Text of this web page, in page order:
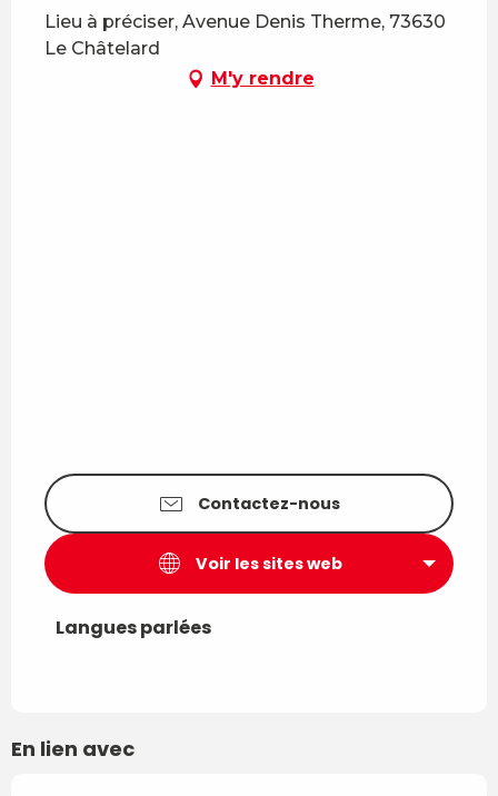
Lieu à préciser, Avenue Denis Therme, 73630
Le Châtelard
M'y rendre
Contactez-nous
Voir les sites web
Langues parlées
Langues parlées
En lien avec